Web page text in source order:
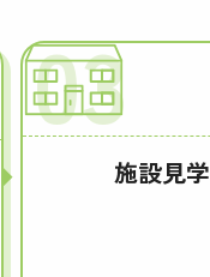
03
施設見学